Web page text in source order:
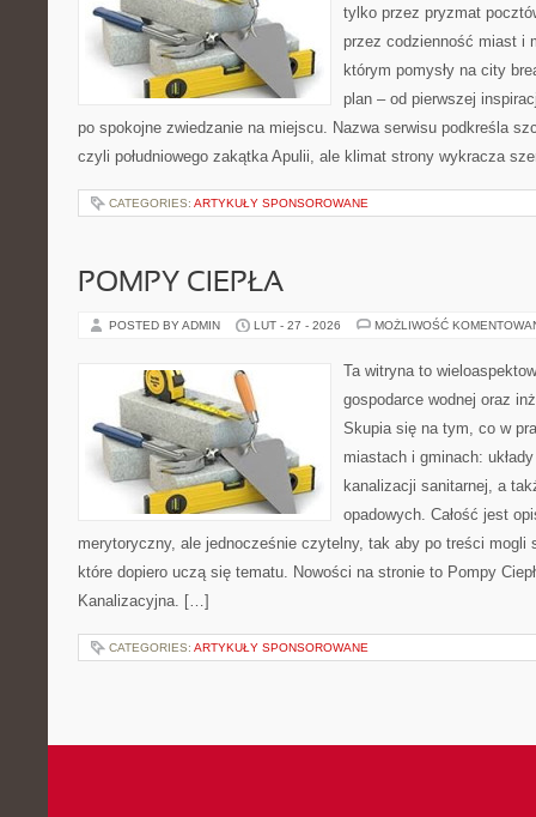
tylko przez pryzmat
przez codzienność miast i
którym pomysły na city
plan – od pierwszej
po spokojne zwiedzanie na miejscu. Nazwa serwisu podkreśla
czyli południowego zakątka Apulii, ale klimat strony wykracza
CATEGORIES: ARTYKUŁY SPONSOROWANE
POMPY CIEPŁA
POSTED BY ADMIN LUT - 27 - 2026 MOŻLIWOŚĆ
Ta witryna to
gospodarce wodnej oraz
Skupia się na tym, co w
miastach i gminach:
kanalizacji sanitarnej, a
opadowych. Całość jest
merytoryczny, ale jednocześnie czytelny, tak aby po treści mogli
które dopiero uczą się tematu. Nowości na stronie to Pompy
Kanalizacyjna. […]
CATEGORIES: ARTYKUŁY SPONSOROWANE